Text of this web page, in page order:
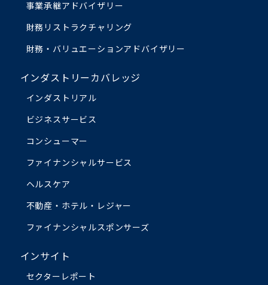
事業承継アドバイザリー
財務リストラクチャリング
財務・バリュエーションアドバイザリー
インダストリーカバレッジ
インダストリアル
ビジネスサービス
コンシューマー
ファイナンシャルサービス
ヘルスケア
不動産・ホテル・レジャー
ファイナンシャルスポンサーズ
インサイト
セクターレポート